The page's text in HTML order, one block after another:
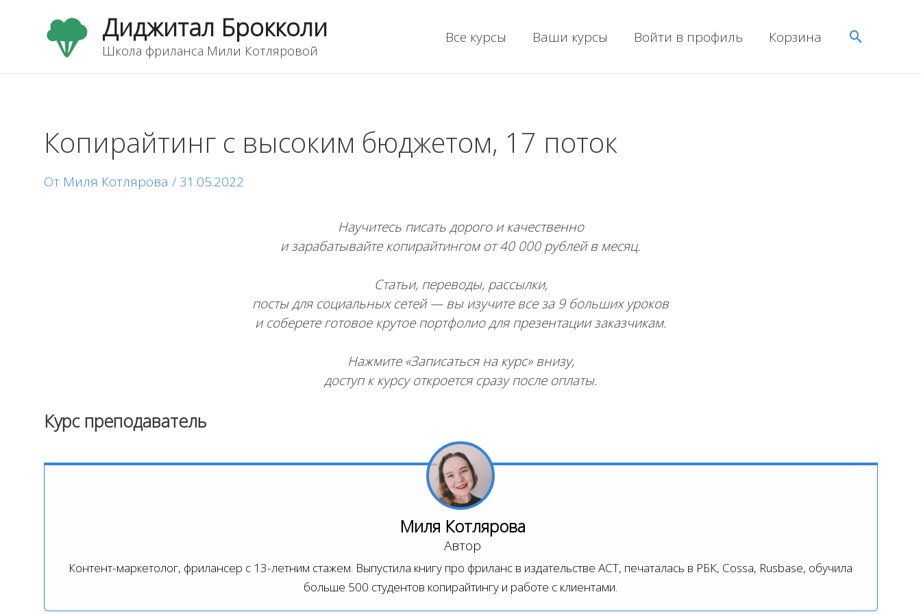
содержимому
Диджитал Брокколи
Школа фриланса Мили Котляровой
Все курсы Ваши курсы Войти в профиль Корзина Поиск
Копирайтинг с высоким бюджетом, 17 поток
От Миля Котлярова / 31.05.2022
Научитесь писать дорого и качественно
и зарабатывайте копирайтингом от 40 000 рублей в месяц.
Статьи, переводы, рассылки,
посты для социальных сетей — вы изучите все за 9 больших уроков
и соберете готовое крутое портфолио для презентации заказчикам.
Нажмите «Записаться на курс» внизу,
доступ к курсу откроется сразу после оплаты.
Курс преподаватель
Миля Котлярова
Автор
Контент-маркетолог, фрилансер с 13-летним стажем. Выпустила книгу про фриланс в издательстве АСТ, печаталась в РБК, Cossa, Rusbase, обучила
больше 500 студентов копирайтингу и работе с клиентами.
Навигация
по
записям